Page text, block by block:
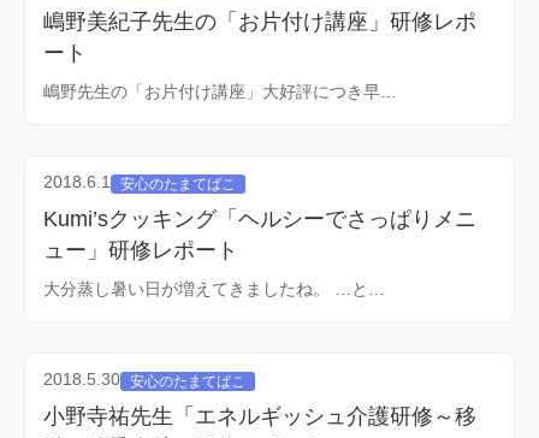
嶋野美紀子先生の「お片付け講座」研修レポ
ート
嶋野先生の「お片付け講座」大好評につき早…
2018.6.1 安心のたまてばこ
Kumi’sクッキング「ヘルシーでさっぱりメニ
ュー」研修レポート
大分蒸し暑い日が増えてきましたね。 …と…
2018.5.30 安心のたまてばこ
小野寺祐先生「エネルギッシュ介護研修～移